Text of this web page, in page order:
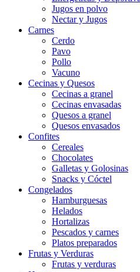
Jugos en polvo
Nectar y Jugos
Carnes
Cerdo
Pavo
Pollo
Vacuno
Cecinas y Quesos
Cecinas a granel
Cecinas envasadas
Quesos a granel
Quesos envasados
Confites
Cereales
Chocolates
Galletas y Golosinas
Snacks y Cóctel
Congelados
Hamburguesas
Helados
Hortalizas
Pescados y carnes
Platos preparados
Frutas y Verduras
Frutas y verduras